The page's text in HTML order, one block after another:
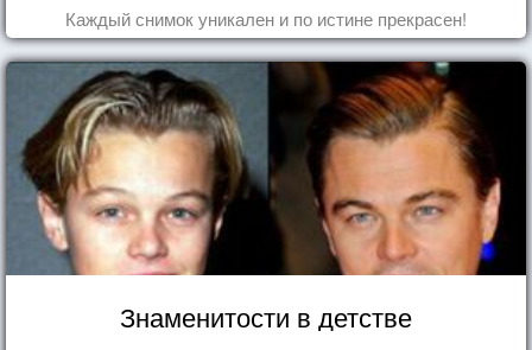
Каждый снимок уникален и по истине прекрасен!
Знаменитости в детстве